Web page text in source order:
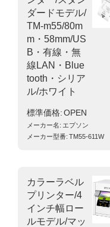
ダードモデル/
TM-m55/80m
m・58mm/US
B・有線・無
線LAN・Blue
tooth・シリア
ル/ホワイト
標準価格 OPEN
メーカー名 エプソン
メーカー型番 TM55-611W
カラーラベル
プリンター/4
インチ幅ロー
ルモデル/マッ